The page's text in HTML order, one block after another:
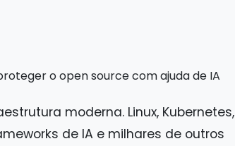
moderna. Linux, Kubernetes,
de IA e milhares de outros